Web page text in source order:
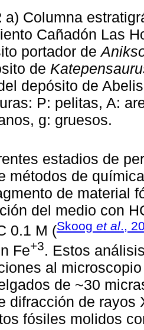
a) Columna
Cañadón Las
portador de
de
depósito de
P: pelitas, A:
g: gruesos.
estadios de
métodos de
de material
del medio con
0.1 M (Skoog et al.,
Fe+3. Estos
al
de ~30
difracción de rayos
fósiles molidos